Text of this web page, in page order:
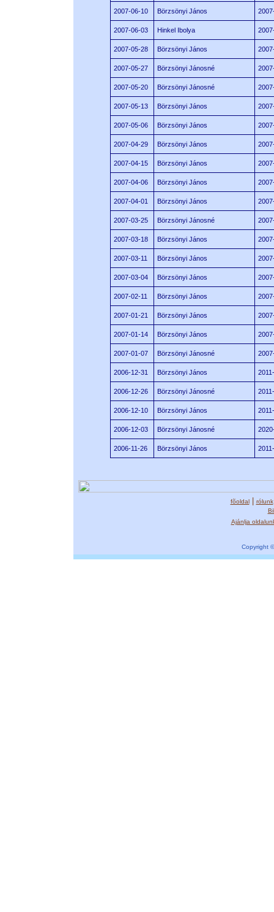
2007-06-10 Börzsönyi János
2007-06-03 Hinkel Ibolya
2007-05-28 Börzsönyi János
2007-05-27 Börzsönyi Jánosné
2007-05-20 Börzsönyi Jánosné
2007-05-13 Börzsönyi János
2007-05-06 Börzsönyi János
2007-04-29 Börzsönyi János
2007-04-15 Börzsönyi János
2007-04-06 Börzsönyi János
2007-04-01 Börzsönyi János
2007-03-25 Börzsönyi Jánosné
2007-03-18 Börzsönyi János
2007-03-11 Börzsönyi János
2007-03-04 Börzsönyi János
2007-02-11 Börzsönyi János
2007-01-21 Börzsönyi János
2007-01-14 Börzsönyi János
2007-01-07 Börzsönyi Jánosné
2006-12-31 Börzsönyi János
2006-12-26 Börzsönyi Jánosné
2006-12-10 Börzsönyi János
2006-12-03 Börzsönyi Jánosné
2006-11-26 Börzsönyi János
fõoldal| rólunk
Ajánlja
Copyright